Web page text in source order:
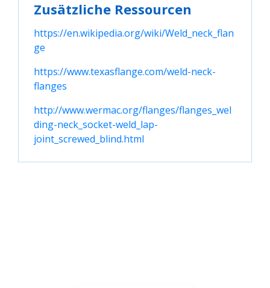
Zusätzliche Ressourcen
https://en.wikipedia.org/wiki/Weld_neck_flan
ge
https://www.texasflange.com/weld-neck-
flanges
http://www.wermac.org/flanges/flanges_wel
ding-neck_socket-weld_lap-
joint_screwed_blind.html